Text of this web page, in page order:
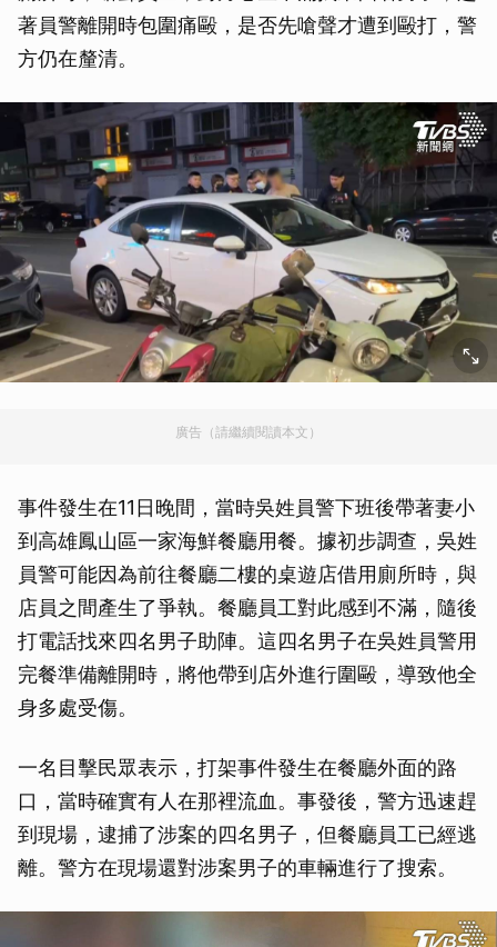
著員警離開時包圍痛毆，是否先嗆聲才遭到毆打，警
方仍在釐清。
廣告（請繼續閱讀本文）
事件發生在11日晚間，當時吳姓員警下班後帶著妻小
到高雄鳳山區一家海鮮餐廳用餐。據初步調查，吳姓
員警可能因為前往餐廳二樓的桌遊店借用廁所時，與
店員之間產生了爭執。餐廳員工對此感到不滿，隨後
打電話找來四名男子助陣。這四名男子在吳姓員警用
完餐準備離開時，將他帶到店外進行圍毆，導致他全
身多處受傷。
一名目擊民眾表示，打架事件發生在餐廳外面的路
口，當時確實有人在那裡流血。事發後，警方迅速趕
到現場，逮捕了涉案的四名男子，但餐廳員工已經逃
離。警方在現場還對涉案男子的車輛進行了搜索。